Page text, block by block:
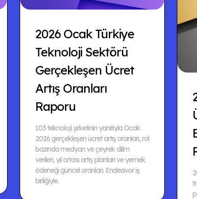
2026 Ocak Türkiye
Teknoloji Sektörü
Gerçekleşen Ücret
Artış Oranları
Raporu
103 teknoloji şirketinin yanıtıyla Ocak
2026 gerçekleşen ücret artış oranları, rol
bazında medyan ve çeyrek dilim
verileri, yıl ortası artış planları ve yemek
ödeneği güncel oranları. Endeavor iş
birliğiyle.